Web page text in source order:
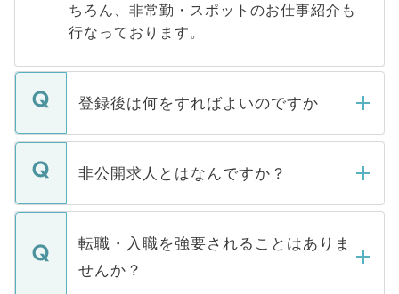
ちろん、非常勤・スポットのお仕事紹介も
行なっております。
登録後は何をすればよいのですか
ご登録いただきましたら、弊社担当者がご
登録内容を確認し、その後メールもしくは
ます。通常、5営業日以内にはご連絡をせて
いただきますので、しばらくお待ちくださ
非公開求人とはなんですか？
マイナビDOCTORで取り扱っている求人の
うち約3割は、Webサイトからご覧いただ
けない「非公開求人」です。非公開求人は
下記の理由によって、一般には公開してい
転職・入職を強要されることはありま
せんか？